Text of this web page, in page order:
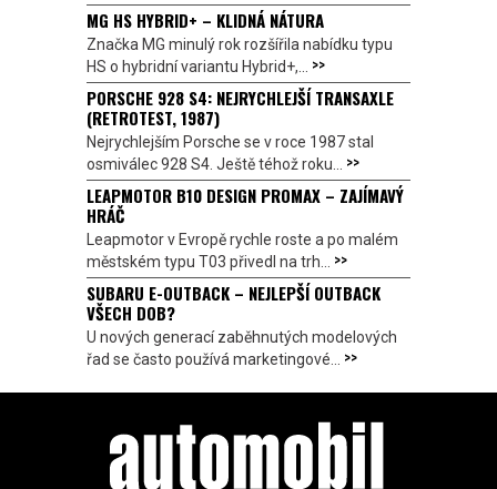
MG HS HYBRID+ – KLIDNÁ NÁTURA
Značka MG minulý rok rozšířila nabídku typu
HS o hybridní variantu Hybrid+,... >>
PORSCHE 928 S4: NEJRYCHLEJŠÍ TRANSAXLE
(RETROTEST, 1987)
Nejrychlejším Porsche se v roce 1987 stal
osmiválec 928 S4. Ještě téhož roku... >>
LEAPMOTOR B10 DESIGN PROMAX – ZAJÍMAVÝ
HRÁČ
Leapmotor v Evropě rychle roste a po malém
městském typu T03 přivedl na trh... >>
SUBARU E-OUTBACK – NEJLEPŠÍ OUTBACK
VŠECH DOB?
U nových generací zaběhnutých modelových
řad se často používá marketingové... >>